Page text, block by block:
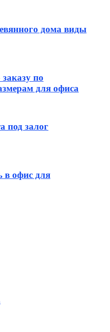
дома виды
по
для офиса
под залог
в офис для